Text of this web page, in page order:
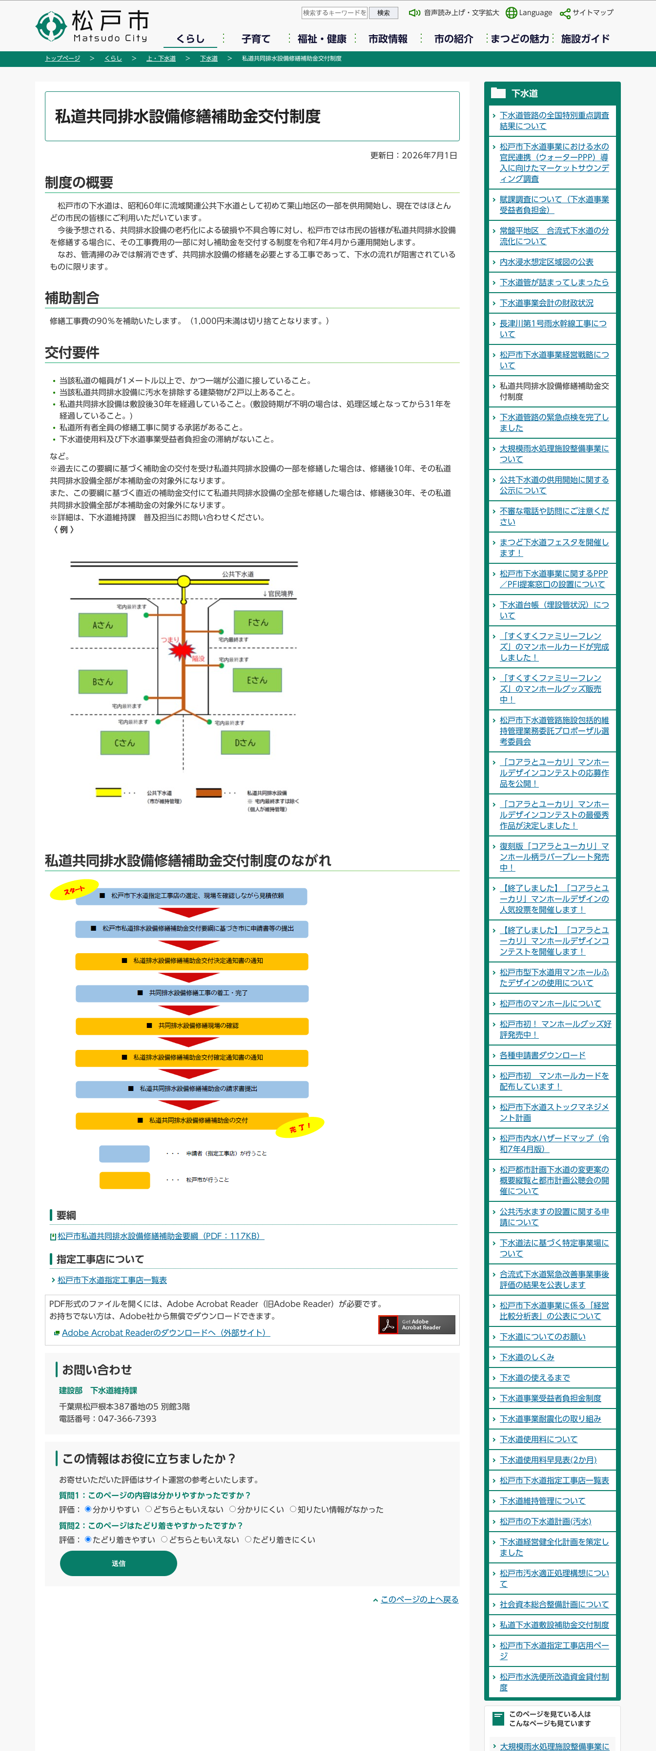
の
このページの本文へ移動
音声読み上げ・文字拡大 Language サイトマップ
くらし 子育て 福祉・健康 市政情報 市の紹介 まつどの魅力 施設ガイド
トップページ くらし 上・下水道 下水道 私道共同排水設備修繕補助金交付制度
私道共同排水設備修繕補助金交付制度
更新日：2026年7月1日
制度の概要
松戸市の下水道は、昭和60年に流域関連公共下水道として初めて栗山地区の一部を供用開始し、現在ではほとん
どの市民の皆様にご利用いただいています。
今後予想される、共同排水設備の老朽化による破損や不具合等に対し、松戸市では市民の皆様が私道共同排水設備
を修繕する場合に、その工事費用の一部に対し補助金を交付する制度を令和7年4月から運用開始します。
なお、管清掃のみでは解消できず、共同排水設備の修繕を必要とする工事であって、下水の流れが阻害されている
ものに限ります。
補助割合
修繕工事費の90％を補助いたします。（1,000円未満は切り捨てとなります。）
交付要件
当該私道の幅員が1メートル以上で、かつ一端が公道に接していること。
当該私道共同排水設備に汚水を排除する建築物が2戸以上あること。
私道共同排水設備は敷設後30年を経過していること。(敷設時期が不明の場合は、処理区域となってから31年を
経過していること。)
私道所有者全員の修繕工事に関する承諾があること。
下水道使用料及び下水道事業受益者負担金の滞納がないこと。
など。
※過去にこの要綱に基づく補助金の交付を受け私道共同排水設備の一部を修繕した場合は、修繕後10年、その私道
共同排水設備全部が本補助金の対象外になります。
また、この要綱に基づく直近の補助金交付にて私道共同排水設備の全部を修繕した場合は、修繕後30年、その私道
共同排水設備全部が本補助金の対象外になります。
※詳細は、下水道維持課 普及担当にお問い合わせください。
〈 例 〉
私道共同排水設備修繕補助金交付制度のながれ
要綱
松戸市私道共同排水設備修繕補助金要綱（PDF：117KB）
指定工事店について
松戸市下水道指定工事店一覧表
PDF形式のファイルを開くには、Adobe Acrobat Reader（旧Adobe Reader）が必要です。
お持ちでない方は、Adobe社から無償でダウンロードできます。
Adobe Acrobat Readerのダウンロードへ（外部サイト）
お問い合わせ
建設部 下水道維持課
千葉県松戸根本387番地の5 別館3階
電話番号： 047-366-7393
この情報はお役に立ちましたか？
お寄せいただいた評価はサイト運営の参考といたします。
質問1：このページの内容は分かりやすかったですか？
評価：
分かりやすい どちらともいえない 分かりにくい 知りたい情報がなかった
質問2：このページはたどり着きやすかったですか？
評価：
たどり着きやすい どちらともいえない たどり着きにくい
このページの上へ戻る
下水道
下水道管路の全国特別重点調査
結果について
松戸市下水道事業における水の
官民連携（ウォーターPPP）導
入に向けたマーケットサウンデ
ィング調査
賦課調査について（下水道事業
受益者負担金）
常盤平地区 合流式下水道の分
流化について
内水浸水想定区域図の公表
下水道管が詰まってしまったら
下水道事業会計の財政状況
長津川第1号雨水幹線工事につ
いて
松戸市下水道事業経営戦略につ
いて
私道共同排水設備修繕補助金交
付制度
下水道管路の緊急点検を完了し
ました
大規模雨水処理施設整備事業に
ついて
公共下水道の供用開始に関する
公示について
不審な電話や訪問にご注意くだ
さい
まつど下水道フェスタを開催し
ます！
松戸市下水道事業に関するPPP
／PFI提案窓口の設置について
下水道台帳（埋設管状況）につ
いて
「すくすくファミリーフレン
ズ」のマンホールカードが完成
しました！
「すくすくファミリーフレン
ズ」のマンホールグッズ販売
中！
松戸市下水道管路施設包括的維
持管理業務委託プロポーザル選
考委員会
「コアラとユーカリ」マンホー
ルデザインコンテストの応募作
品を公開！
「コアラとユーカリ」マンホー
ルデザインコンテストの最優秀
作品が決定しました！
復刻版「コアラとユーカリ」マ
ンホール柄ラバープレート発売
中！
【終了しました】「コアラとユ
ーカリ」マンホールデザインの
人気投票を開催します！
【終了しました】「コアラとユ
ーカリ」マンホールデザインコ
ンテストを開催します！
松戸市型下水道用マンホールふ
たデザインの使用について
松戸市のマンホールについて
松戸市初！ マンホールグッズ好
評発売中！
各種申請書ダウンロード
松戸市初 マンホールカードを
配布しています！
松戸市下水道ストックマネジメ
ント計画
松戸市内水ハザードマップ（令
和7年4月版）
松戸都市計画下水道の変更案の
概要縦覧と都市計画公聴会の開
催について
公共汚水ますの設置に関する申
請について
下水道法に基づく特定事業場に
ついて
合流式下水道緊急改善事業事後
評価の結果を公表します
松戸市下水道事業に係る「経営
比較分析表」の公表について
下水道についてのお願い
下水道のしくみ
下水道の使えるまで
下水道事業受益者負担金制度
下水道事業耐震化の取り組み
下水道使用料について
下水道使用料早見表(2か月)
松戸市下水道指定工事店一覧表
下水道維持管理について
松戸市の下水道計画(汚水)
下水道経営健全化計画を策定し
ました
松戸市汚水適正処理構想につい
て
社会資本総合整備計画について
私道下水道敷設補助金交付制度
松戸市下水道指定工事店用ペー
ジ
松戸市水洗便所改造資金貸付制
度
このページを見ている人は
こんなページも見ています
大規模雨水処理施設整備事業に